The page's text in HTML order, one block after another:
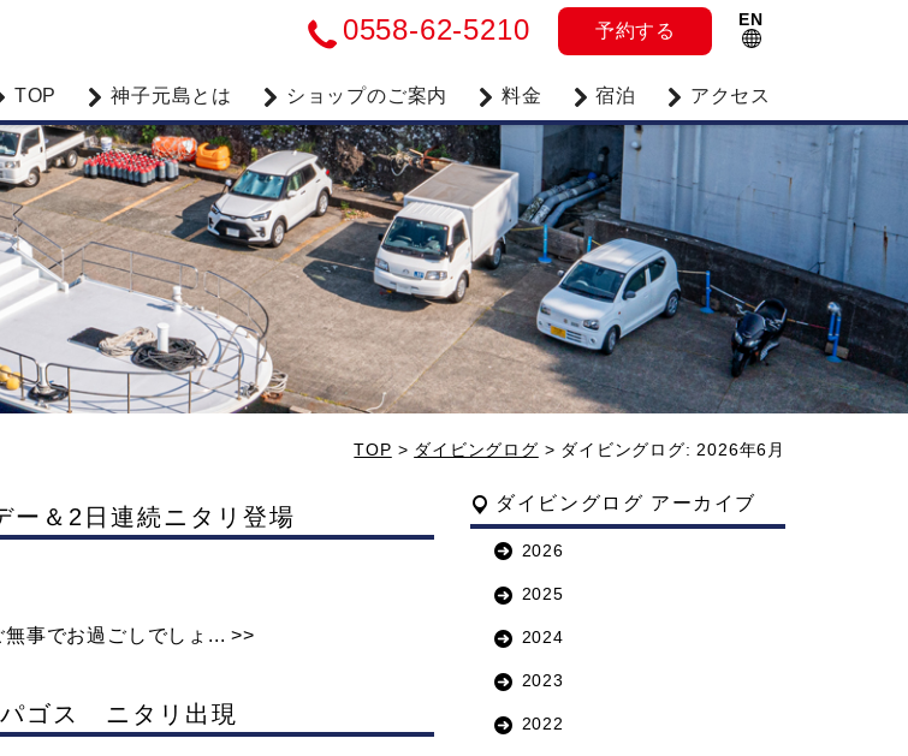
0558-62-5210 予約する
EN
TOP 神子元島とは ショップのご案内 料金 宿泊 アクセス
TOP > ダイビングログ > ダイビングログ: 2026年6月
＆2日連続ニタリ登場
事でお過ごしでしょ... >>
ゴス ニタリ出現
ダイビングログ アーカイブ
2026
2025
2024
2023
2022